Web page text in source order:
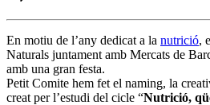
En motiu de l’any dedicat a la nutrició,
Naturals juntament amb Mercats de
amb una gran festa.
Petit Comite hem fet el naming, la
creat per l’estudi del cicle “Nutrició,